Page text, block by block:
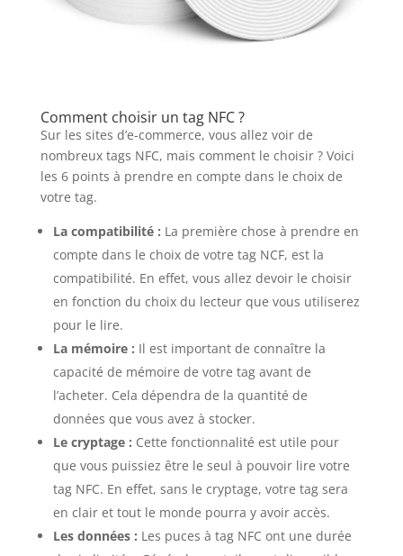
Comment choisir un tag NFC ?
Sur les sites d’e-commerce, vous allez voir de
nombreux tags NFC, mais comment le choisir ? Voici
les 6 points à prendre en compte dans le choix de
votre tag.
La compatibilité : La première chose à prendre en
compte dans le choix de votre tag NCF, est la
compatibilité. En effet, vous allez devoir le choisir
en fonction du choix du lecteur que vous utiliserez
pour le lire.
La mémoire : Il est important de connaître la
capacité de mémoire de votre tag avant de
l’acheter. Cela dépendra de la quantité de
données que vous avez à stocker.
Le cryptage : Cette fonctionnalité est utile pour
que vous puissiez être le seul à pouvoir lire votre
tag NFC. En effet, sans le cryptage, votre tag sera
en clair et tout le monde pourra y avoir accès.
Les données : Les puces à tag NFC ont une durée